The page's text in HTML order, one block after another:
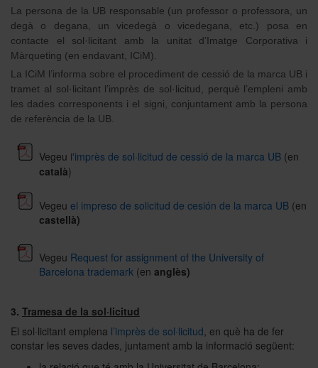
La persona de la UB responsable (un professor o professora, un
degà o degana, un vicedegà o vicedegana, etc.) posa en
contacte el sol·licitant amb la unitat d’Imatge Corporativa i
Màrqueting (en endavant, ICiM).
La ICiM l’informa sobre el procediment de cessió de la marca UB i
tramet al sol·licitant l’imprès de sol·licitud, perquè l’empleni amb
les dades corresponents i el signi, conjuntament amb la persona
de referència de la UB.
Vegeu l'imprès de sol·licitud de cessió de la marca UB (en
català)
Vegeu el impreso de solicitud de cesión de la marca UB (en
castellà)
Vegeu Request for assignment of the University of
Barcelona trademark (en anglès)
3. Tramesa de la sol·licitud
El sol·licitant emplena l’imprès de sol·licitud, en què ha de fer
constar les seves dades, juntament amb la informació següent: